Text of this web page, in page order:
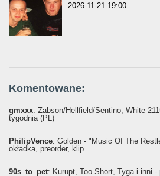
2026-11-21 19:00
Komentowane:
gmxxx: Żabson/Hellfield/Sentino, White
tygodnia (PL)
PhilipVence: Golden - "Music Of The
okładka, preorder, klip
90s_to_pet: Kurupt, Too Short, Tyga i inni -